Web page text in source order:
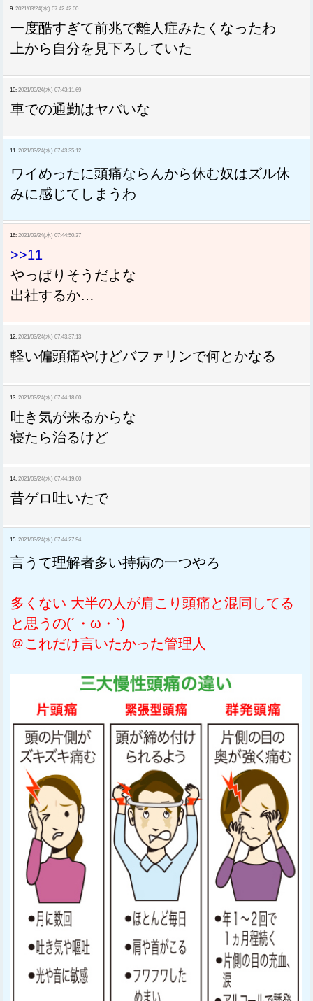
9: 2021/03/24(水) 07:42:42.00
一度酷すぎて前兆で離人症みたくなったわ
上から自分を見下ろしていた
10: 2021/03/24(水) 07:43:11.69
車での通勤はヤバいな
11: 2021/03/24(水) 07:43:35.12
ワイめったに頭痛ならんから休む奴はズル休
みに感じてしまうわ
16: 2021/03/24(水) 07:44:50.37
>>11
やっぱりそうだよな
出社するか…
12: 2021/03/24(水) 07:43:37.13
軽い偏頭痛やけどバファリンで何とかなる
13: 2021/03/24(水) 07:44:18.60
吐き気が来るからな
寝たら治るけど
14: 2021/03/24(水) 07:44:19.60
昔ゲロ吐いたで
15: 2021/03/24(水) 07:44:27.94
言うて理解者多い持病の一つやろ
多くない 大半の人が肩こり頭痛と混同してる
と思うの(´・ω・`)
＠これだけ言いたかった管理人